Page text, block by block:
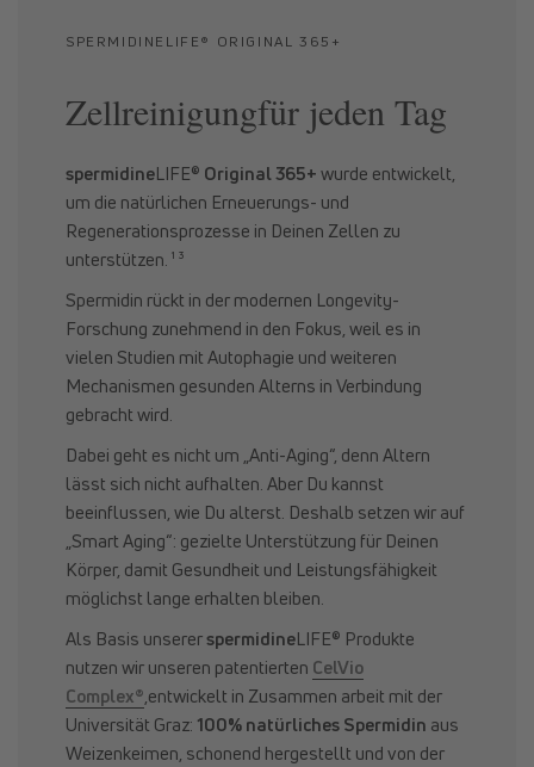
SPERMIDINELIFE® ORIGINAL 365+
Zellreinigungfür jeden Tag
spermidineLIFE® Original 365+ wurde entwickelt,
um die natürlichen Erneuerungs- und
Regenerationsprozesse in Deinen Zellen zu
unterstützen. ¹ ³
Spermidin rückt in der modernen Longevity-
Forschung zunehmend in den Fokus, weil es in
vielen Studien mit Autophagie und weiteren
Mechanismen gesunden Alterns in Verbindung
gebracht wird.
Dabei geht es nicht um „Anti-Aging“, denn Altern
lässt sich nicht aufhalten. Aber Du kannst
beeinflussen, wie Du alterst. Deshalb setzen wir auf
„Smart Aging“: gezielte Unterstützung für Deinen
Körper, damit Gesundheit und Leistungsfähigkeit
möglichst lange erhalten bleiben.
Als Basis unsererspermidineLIFE® Produkte
nutzen wir unseren patentierten CelVio
Complex® ,entwickelt in Zusammen arbeit mit der
Universität Graz: 100% natürliches Spermidin aus
Weizenkeimen, schonend hergestellt und von der